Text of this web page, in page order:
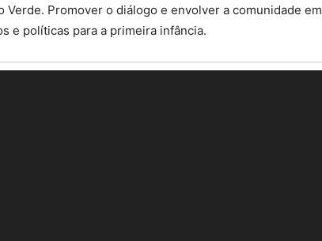
Verde. Promover o diálogo e envolver a comunidade em
e políticas para a primeira infância.